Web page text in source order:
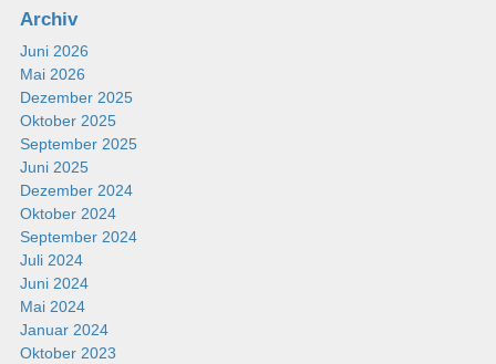
Archiv
Juni 2026
Mai 2026
Dezember 2025
Oktober 2025
September 2025
Juni 2025
Dezember 2024
Oktober 2024
September 2024
Juli 2024
Juni 2024
Mai 2024
Januar 2024
Oktober 2023